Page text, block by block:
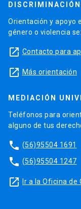
Orientación y apoyo
género o violencia
launch Contacto para
launch Más orientación
MEDIACIÓN
Teléfonos para
alguno de tus
phone (56)95504 1691
phone (56)95504 1247
launch Ir a la Oficina de